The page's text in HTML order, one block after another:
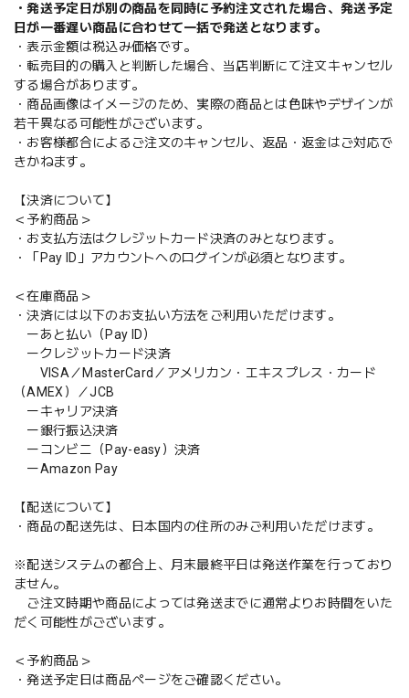
・発送予定日が別の商品を同時に予約注文された場合、発送予定
日が一番遅い商品に合わせて一括で発送となります。
・表示金額は税込み価格です。
・転売目的の購入と判断した場合、当店判断にて注文キャンセル
する場合があります。
・商品画像はイメージのため、実際の商品とは色味やデザインが
若干異なる可能性がございます。
・お客様都合によるご注文のキャンセル、返品・返金はご対応で
きかねます。
【決済について】
＜予約商品＞
・お支払方法はクレジットカード決済のみとなります。
・「Pay ID」アカウントへのログインが必須となります。
＜在庫商品＞
・決済には以下のお支払い方法をご利用いただけます。
ーあと払い（Pay ID）
ークレジットカード決済
VISA／MasterCard／アメリカン・エキスプレス・カード
（AMEX）／JCB
ーキャリア決済
ー銀行振込決済
ーコンビニ（Pay-easy）決済
ーAmazon Pay
【配送について】
・商品の配送先は、日本国内の住所のみご利用いただけます。
※配送システムの都合上、月末最終平日は発送作業を行っており
ません。
ご注文時期や商品によっては発送までに通常よりお時間をいた
だく可能性がございます。
＜予約商品＞
・発送予定日は商品ページをご確認ください。